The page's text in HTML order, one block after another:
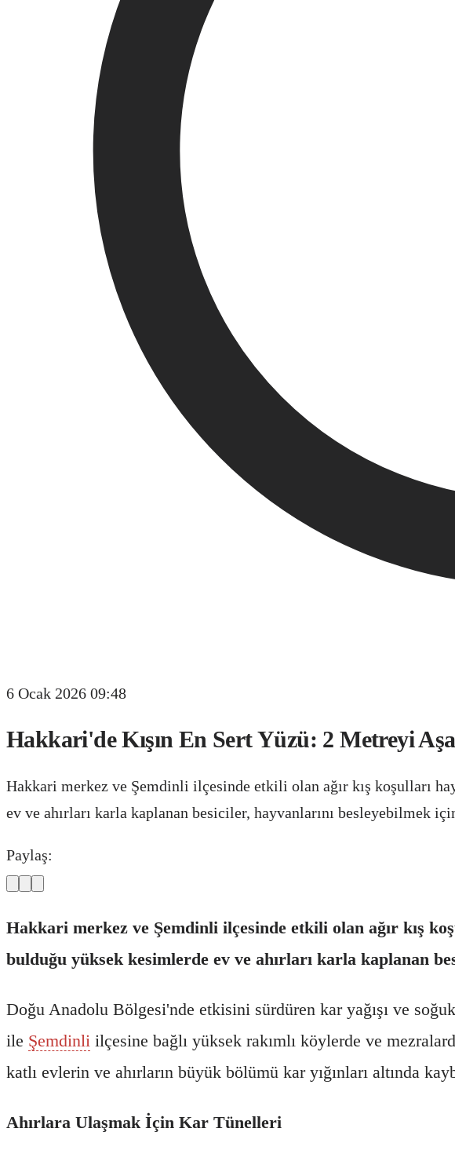
6 Ocak 2026 09:48
Hakkari'de Kışın En Sert Yüzü: 2 Metreyi
Hakkari merkez ve Şemdinli ilçesinde etkili olan ağır kış koşulları
ev ve ahırları karla kaplanan besiciler, hayvanlarını besleyebilmek
Paylaş:
Hakkari merkez ve Şemdinli ilçesinde etkili olan ağır kış
bulduğu yüksek kesimlerde ev ve ahırları karla kaplanan
Doğu Anadolu Bölgesi'nde etkisini sürdüren kar yağışı ve
ile Şemdinli ilçesine bağlı yüksek rakımlı köylerde ve
katlı evlerin ve ahırların büyük bölümü kar yığınları altında
Ahırlara Ulaşmak İçin Kar Tünelleri